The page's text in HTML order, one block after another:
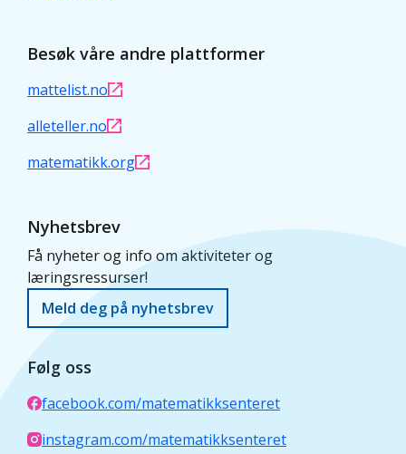
Besøk våre andre plattformer
mattelist.no
alleteller.no
matematikk.org
Nyhetsbrev
Få nyheter og info om aktiviteter og
læringsressurser!
Meld deg på nyhetsbrev
Følg oss
facebook.com/matematikksenteret
instagram.com/matematikksenteret